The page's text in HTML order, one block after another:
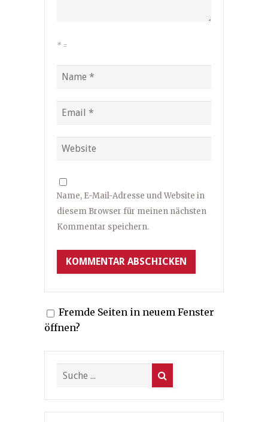
* =
Name, E-Mail-Adresse und Website in
diesem Browser für meinen nächsten
Kommentar speichern.
Fremde Seiten in neuem Fenster
öffnen?